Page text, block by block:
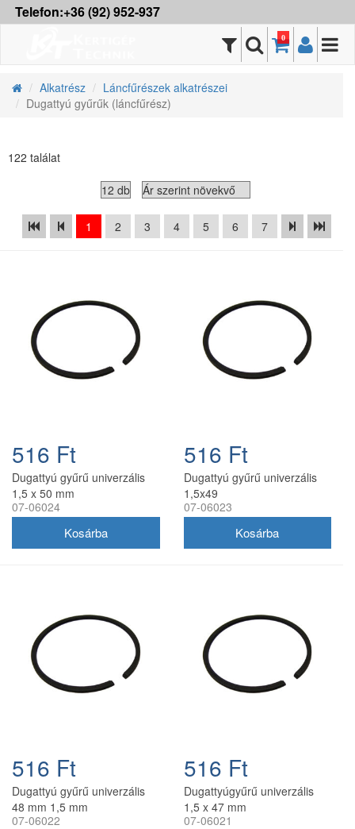
Telefon:+36 (92) 952-937
0
Alkatrész
Láncfűrészek alkatrészei
Dugattyú gyűrűk (láncfűrész)
122 találat
1 2 3 4 5 6 7
516 Ft
Dugattyú gyűrű univerzális
1,5 x 50 mm
07-06024
516 Ft
Dugattyú gyűrű univerzális
1,5x49
07-06023
516 Ft
Dugattyú gyűrű univerzális
48 mm 1,5 mm
07-06022
516 Ft
Dugattyúgyűrű univerzális
1,5 x 47 mm
07-06021